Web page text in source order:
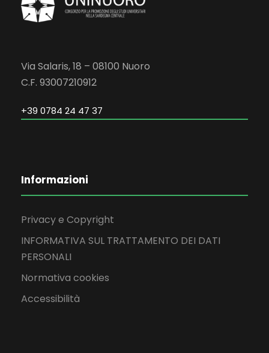
Via Salaris, 18 – 08100 Nuoro
C.F. 93007210912
+39 0784 24 47 37
Informazioni
Privacy e Copyright
INFORMATIVA SUL TRATTAMENTO DEI DATI
PERSONALI
Normativa cookies
Accessibilità